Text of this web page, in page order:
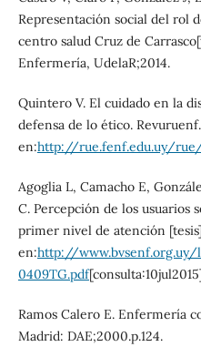
Representación social del rol
centro salud Cruz de
Enfermería, UdelaR;2014.
Quintero V. El cuidado en la
defensa de lo ético.
en:http://rue.fenf.edu.uy/
Agoglia L, Camacho E,
C. Percepción de los usuarios
primer nivel de atención
en:http://
0409TG.pdf
Ramos Calero E. Enfermería
Madrid: DAE;2000.p.124.